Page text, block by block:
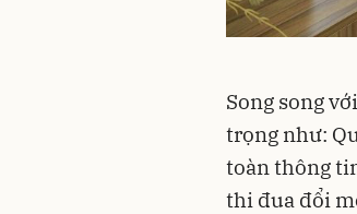
Song song
trọng như:
toàn thông
thi đua đổi